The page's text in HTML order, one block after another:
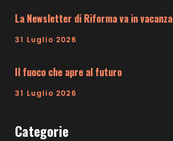
La Newsletter di Riforma va in vacanza
31 Luglio 2026
Il fuoco che apre al futuro
31 Luglio 2026
Categorie